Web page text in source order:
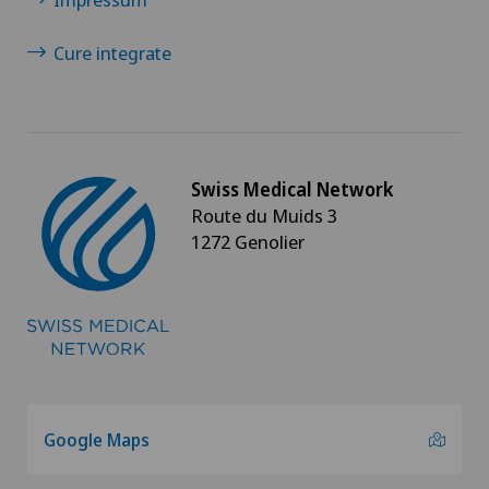
Chirurgia oncologica
Chirurgia pediatrica
Chirurgia plastica, estetica e ricostruttiva
Chirurgia toracica
Chirurgia vascolare
Cure integrate
Swiss Medical Network
Route du Muids 3
1272 Genolier
Google Maps